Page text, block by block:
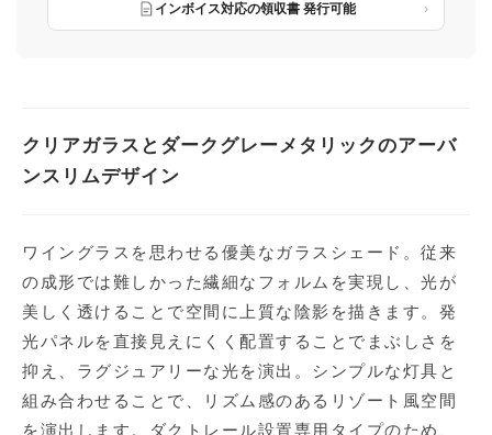
インボイス対応の領収書 発行可能
クリアガラスとダークグレーメタリックのアーバ
ンスリムデザイン
ワイングラスを思わせる優美なガラスシェード。従来
の成形では難しかった繊細なフォルムを実現し、光が
美しく透けることで空間に上質な陰影を描きます。発
光パネルを直接見えにくく配置することでまぶしさを
抑え、ラグジュアリーな光を演出。シンプルな灯具と
組み合わせることで、リズム感のあるリゾート風空間
を演出します。ダクトレール設置専用タイプのため、